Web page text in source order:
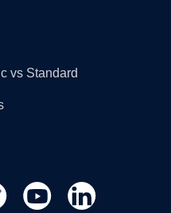
vs Standard